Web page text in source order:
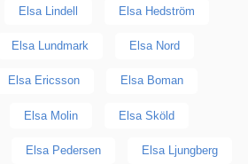
Elsa Lindell Elsa Hedström
Elsa Lundmark Elsa Nord
Elsa Ericsson Elsa Boman
Elsa Molin Elsa Sköld
Elsa Pedersen Elsa Ljungberg